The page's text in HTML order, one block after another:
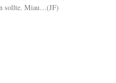
sollte. Miau…(JF)